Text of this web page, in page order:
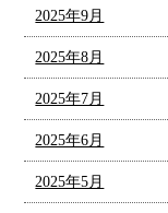
2025年9月
2025年8月
2025年7月
2025年6月
2025年5月